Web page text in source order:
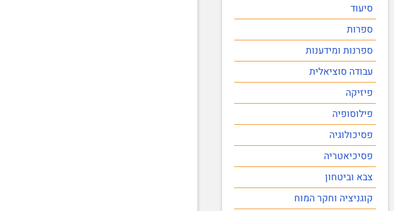
סיעוד
ספרות
ספרנות ומידענות
עבודה סוציאלית
פיזיקה
פילוסופיה
פסיכולוגיה
פסיכיאטריה
צבא וביטחון
קוגניציה וחקר המוח